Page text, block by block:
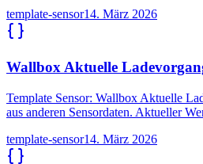
template-sensor14. März 2026
Wallbox Aktuelle
Template Sensor: Wallbox Aktuelle
aus anderen Sensordaten. Aktueller
template-sensor14. März 2026